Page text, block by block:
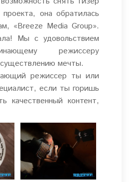
она обратилась
«Breeze Media Group».
Мы с удовольствием
режиссеру
мечты.
режиссер ты или
если ты горишь
качественный контент,